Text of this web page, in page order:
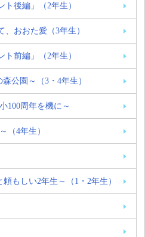
後編」（2年生）
おおた愛（3年生）
前編」（2年生）
公園～（3・4年生）
100周年を機に～
（4年生）
もしい2年生～（1・2年生）